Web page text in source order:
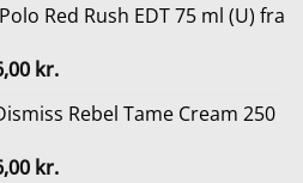
kr..
pris
147,00 kr..
Red Rush EDT 75 ml (U) fra
kr..
kr.Den
pris
346,00 kr..
Rebel Tame Cream 250
kr.Den